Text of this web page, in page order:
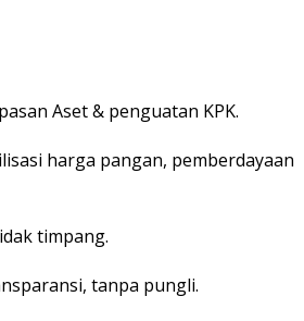
Aset & penguatan KPK.
harga pangan, pemberdayaan
timpang.
tanpa pungli.